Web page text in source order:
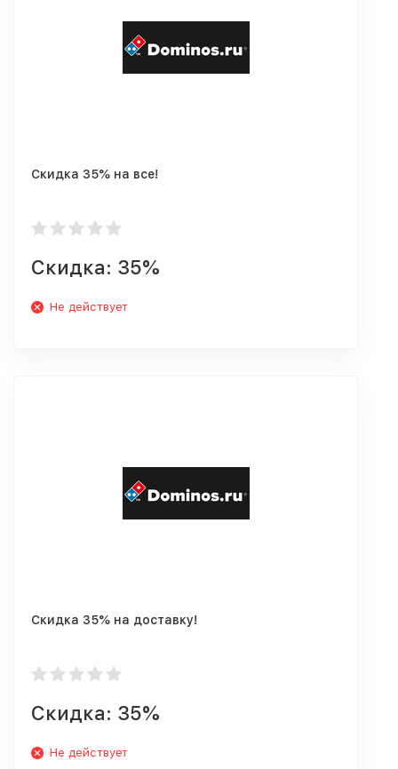
Скидка 35% на все!
Скидка: 35%
Не действует
Скидка 35% на доставку!
Скидка: 35%
Не действует